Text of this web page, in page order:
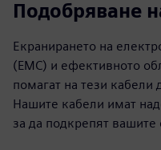
Подобряване
Екранирането на
(EMC) и ефективното
помагат на тези кабели
Нашите кабели имат
за да подкрепят вашите